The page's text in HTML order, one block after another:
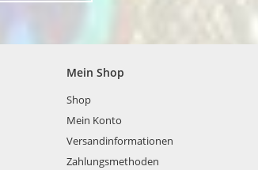
Mein Shop
Shop
Mein Konto
Versandinformationen
Zahlungsmethoden